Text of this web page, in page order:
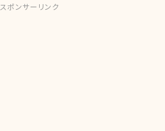
スポンサーリンク